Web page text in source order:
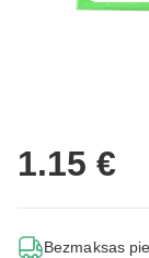
1.15 €
Bezmaksas